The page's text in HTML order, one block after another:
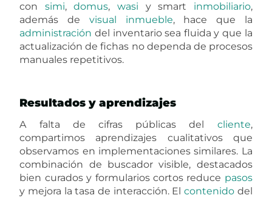
con simi,domus,wasi y smart inmobiliario,
además de visual inmueble, hace que la
administración del inventario sea fluida y que la
actualización de fichas no dependa de procesos
manuales repetitivos.
Resultados y aprendizajes
A falta de cifras públicas del cliente,
compartimos aprendizajes cualitativos que
observamos en implementaciones similares. La
combinación de buscador visible, destacados
bien curados y formularios cortos reduce pasos
y mejora la tasa de interacción. El contenidodel